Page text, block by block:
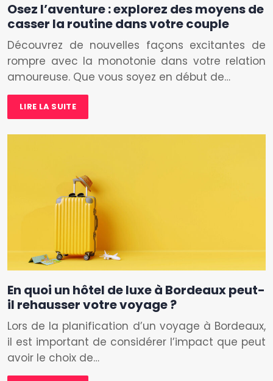
Osez l’aventure : explorez des moyens de
casser la routine dans votre couple
Découvrez de nouvelles façons excitantes de
rompre avec la monotonie dans votre relation
amoureuse. Que vous soyez en début de…
LIRE LA SUITE
En quoi un hôtel de luxe à Bordeaux peut-
il rehausser votre voyage ?
Lors de la planification d’un voyage à Bordeaux,
il est important de considérer l’impact que peut
avoir le choix de…